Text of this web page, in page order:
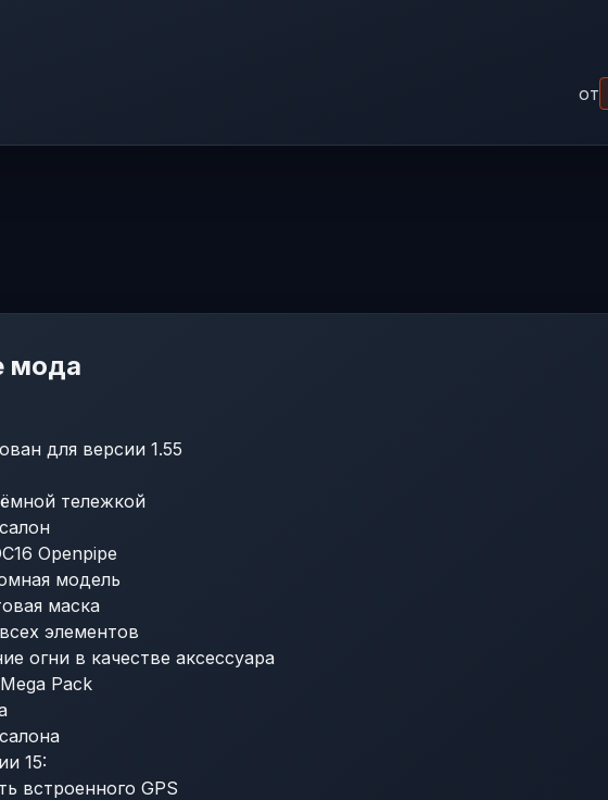
от
мода
для версии 1.55
тележкой
Openpipe
модель
маска
элементов
огни в качестве аксессуара
Pack
15:
встроенного GPS